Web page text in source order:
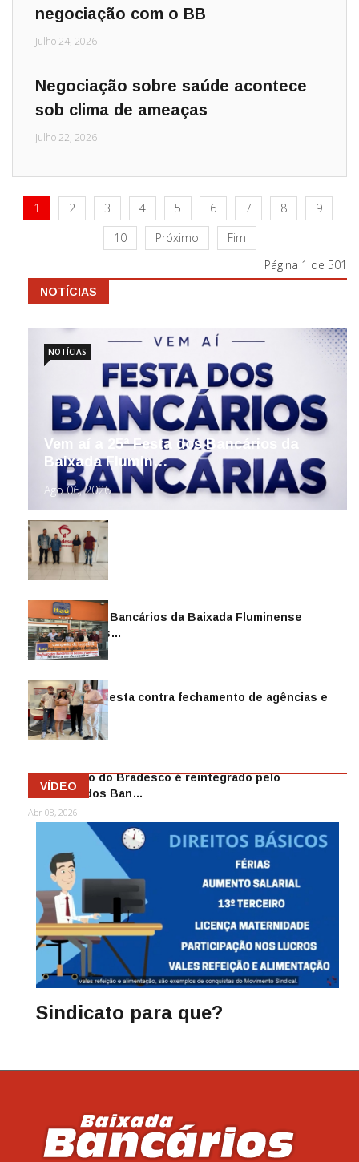
negociação com o BB
Julho 24, 2026
Negociação sobre saúde acontece
sob clima de ameaças
Julho 22, 2026
1 2 3 4 5 6 7 8
9
10
Próximo
Fim
Página 1 de 501
NOTÍCIAS
Vem aí a 25ª Festa dos Bancários da
Baixada Flumin…
Ago 06, 2026
NOTÍCIAS
Sindicato dos Bancários da Baixada Fluminense
reintegra mais…
Jul 14, 2026
Sindicato protesta contra fechamento de agências e
as demiss…
Mai 13, 2026
Funcionário do Bradesco é reintegrado pelo
Sindicato dos Ban…
Abr 08, 2026
VÍDEO
Sindicato para que?